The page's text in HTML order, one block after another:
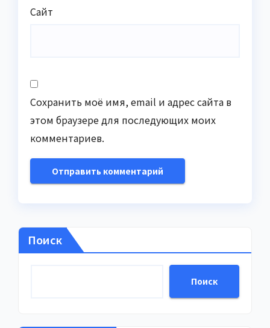
Сайт
Сохранить моё имя, email и адрес сайта в
этом браузере для последующих моих
комментариев.
Поиск
Поиск